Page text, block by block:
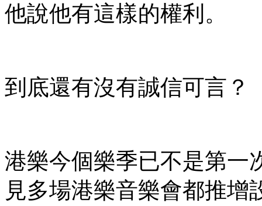
他說他有這樣的權利。
到底還有沒有誠信可言？
港樂今個樂季已不是第一
見多場港樂音樂會都推增